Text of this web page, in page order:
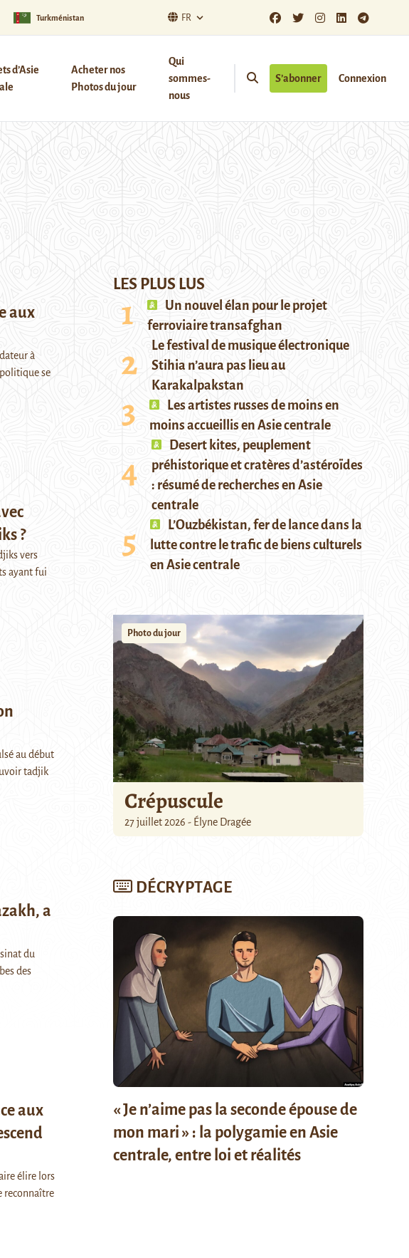
Turkménistan FR
d’Asie
Acheter nos
Photos du jour
Qui
sommes-
nous
S’abonner Connexion
aux
à
se
?
vers
ayant fui
au début
tadjik
a
du
des
aux
élire lors
reconnaître
LES PLUS LUS
Un nouvel élan pour le projet
ferroviaire transafghan
Le festival de musique électronique
Stihia n’aura pas lieu au
Karakalpakstan
Les artistes russes de moins en
moins accueillis en Asie centrale
Desert kites, peuplement
préhistorique et cratères d’astéroïdes
: résumé de recherches en Asie
centrale
L’Ouzbékistan, fer de lance dans la
lutte contre le trafic de biens culturels
en Asie centrale
Photo du jour
Crépuscule
27 juillet 2026 - Élyne Dragée
DÉCRYPTAGE
« Je n’aime pas la seconde épouse de
mon mari » : la polygamie en Asie
centrale, entre loi et réalités